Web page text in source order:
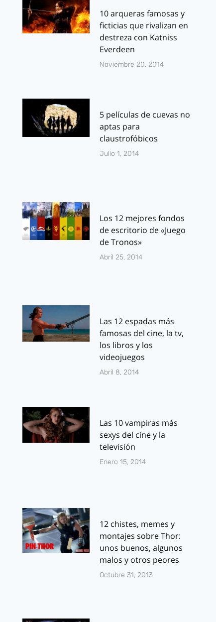
Novedades
2013 de
Barcelona
PorJ.J. González Haro
Star Wars:
Vader y la
[Reseña]
10 arqueras famosas y
ficticias que rivalizan en
destreza con Katniss
Everdeen
Noviembre 20, 2014
5 películas de cuevas no
aptas para
claustrofóbicos
Julio 1, 2014
Los 12 mejores fondos
de escritorio de «Juego
de Tronos»
Abril 25, 2014
Las 12 espadas más
famosas del cine, la tv,
los libros y los
videojuegos
Abril 8, 2014
Las 10 vampiras más
sexys del cine y la
televisión
Enero 15, 2014
12 chistes, memes y
montajes sobre Thor:
unos buenos, algunos
malos y otros peores
Octubre 31, 2013